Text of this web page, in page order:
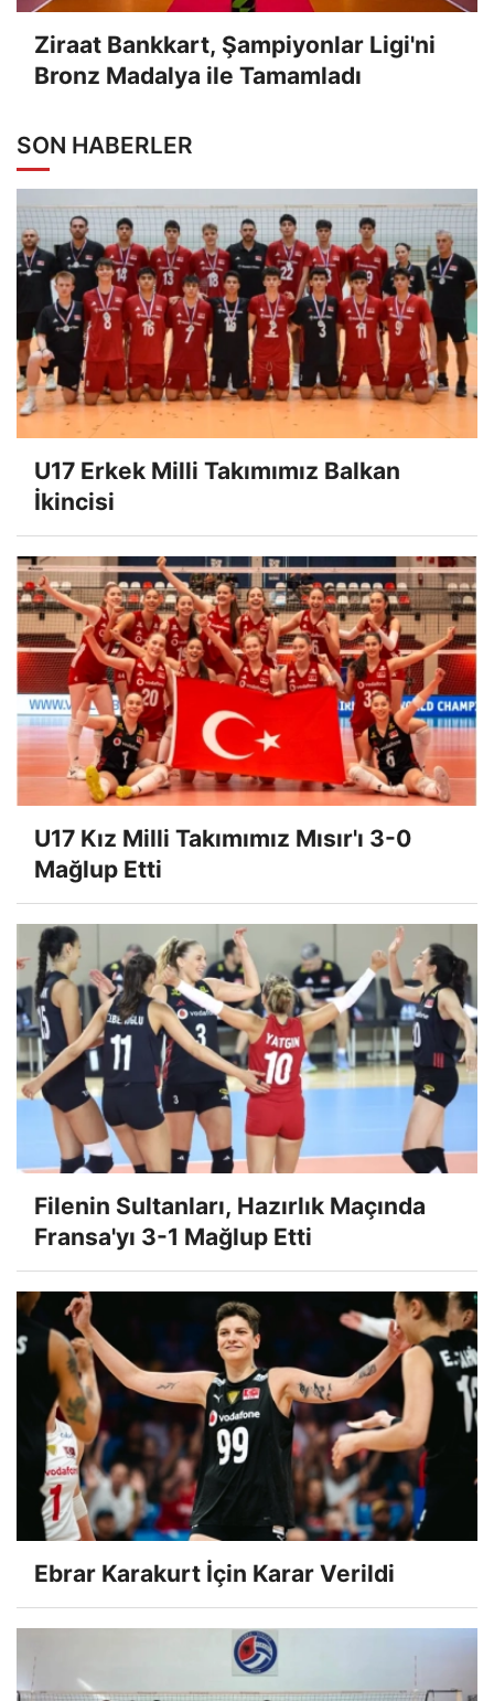
Ziraat Bankkart, Şampiyonlar Ligi'ni
Bronz Madalya ile Tamamladı
SON HABERLER
U17 Erkek Milli Takımımız Balkan
İkincisi
U17 Kız Milli Takımımız Mısır'ı 3-0
Mağlup Etti
Filenin Sultanları, Hazırlık Maçında
Fransa'yı 3-1 Mağlup Etti
Ebrar Karakurt İçin Karar Verildi